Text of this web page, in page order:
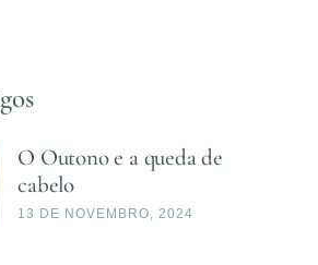
O Outono e a queda de
cabelo
13 DE NOVEMBRO, 2024